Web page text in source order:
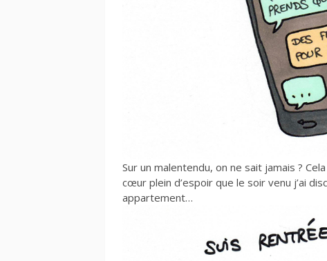
Sur un malentendu, on ne sait jamais ?
cœur plein d’espoir que le soir venu j’ai
appartement…